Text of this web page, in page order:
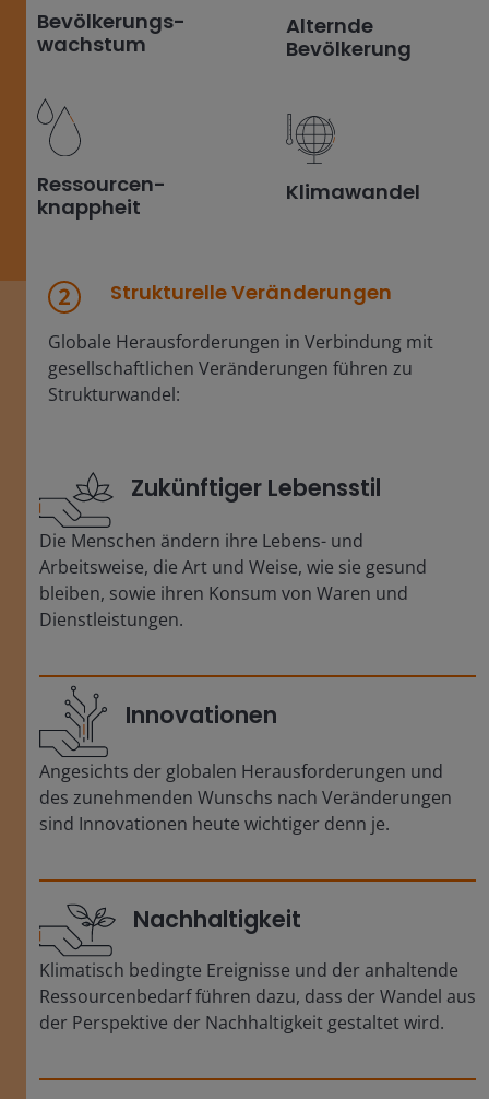
Bevölkerungs-
wachstum
Alternde
Bevölkerung
Ressourcen-
knappheit
Klimawandel
Strukturelle Veränderungen
Globale Herausforderungen in Verbindung mit
gesellschaftlichen Veränderungen führen zu
Strukturwandel:
Zukünftiger Lebensstil
Die Menschen ändern ihre Lebens- und
Arbeitsweise, die Art und Weise, wie sie gesund
bleiben, sowie ihren Konsum von Waren und
Dienstleistungen.
Innovationen
Angesichts der globalen Herausforderungen und
des zunehmenden Wunschs nach Veränderungen
sind Innovationen heute wichtiger denn je.
Nachhaltigkeit
Klimatisch bedingte Ereignisse und der anhaltende
Ressourcenbedarf führen dazu, dass der Wandel aus
der Perspektive der Nachhaltigkeit gestaltet wird.